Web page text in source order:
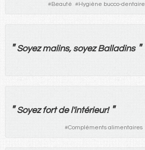
#Beauté #Hygiène bucco-dentaire
" Soyez malins, soyezBalladins "
" Soyez fort del'intérieur! "
#Compléments alimentaires